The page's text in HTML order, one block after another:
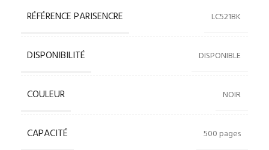
RÉFÉRENCE PARISENCRE LC521BK
DISPONIBILITÉ DISPONIBLE
COULEUR NOIR
CAPACITÉ 500 pages